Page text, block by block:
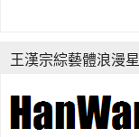
王漢宗綜藝體浪漫